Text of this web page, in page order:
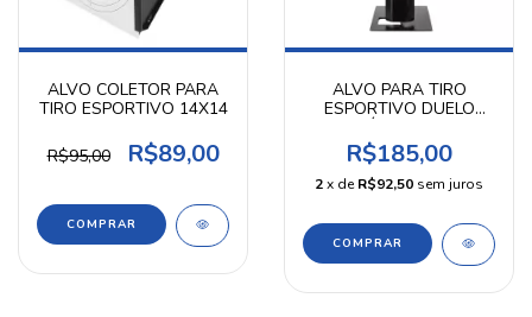
ALVO COLETOR PARA
TIRO ESPORTIVO 14X14
R$95,00 R$89,00
ALVO PARA TIRO
ESPORTIVO DUELO
R$185,00
2x deR$92,50 sem juros